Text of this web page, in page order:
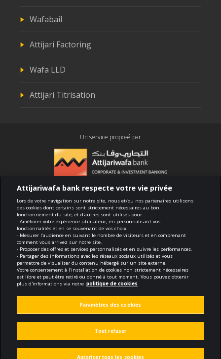
Wafabail
Attijari Factoring
Wafa LLD
Attijari Titrisation
Un service proposé par
Conformité
Conditions générales d'utilisation
Sécurité et confidentialité
Politique de cookies
Protection des données personnelles
© 2026 Tous droits réservés
Réalisé par void.fr
Attijariwafa bank respecte votre vie privée
Lors de votre navigation sur notre site, nous et/ou nos partenaires utilisons
des cookies dont certains sont strictement nécessaires au bon
fonctionnement du site, et d'autres sont utilisés pour :
- Améliorer votre expérience utilisateur, en personnalisant vos
fonctionnalités et en se souvenant de vos choix.
- Mesurer l’audience en suivant le nombre de visiteurs et en comprenant
comment vous arrivez sur notre site.
- Proposer des offres et services personnalisés et en suivre les performances.
- Partager des informations avec les réseaux sociaux utilisés et vous
permettre de visualiser du contenu hébergé sur un site externe.
Votre consentement à l'installation de cookies non strictement nécessaires
est libre et peut être retiré ou donné à tout moment. Vous pouvez obtenir
plus d'informations via notre politique de cookies
Paramètres des cookies
Tout refuser
Autoriser tous les cookies